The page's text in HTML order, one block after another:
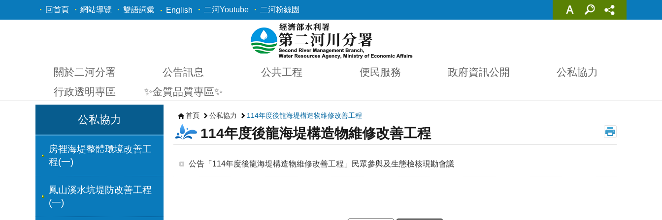
跳到主要內容區塊
回首頁 網站導覽 雙語詞彙 English 二河Youtube 二河粉絲團
關於二河分署 公告訊息 公共工程 便民服務 政府資訊公開
公私協力
行政透明專區
✨金質品質專區✨
公私協力
房裡海堤整體環境改善工
程(一)
鳳山溪水坑堤防改善工程
(一)
首頁 公私協力 114年度後龍海堤構造物維修改善工程
114年度後龍海堤構造物維修改善工程
公告「114年度後龍海堤構造物維修改善工程」民眾參與及生態檢核現勘會議